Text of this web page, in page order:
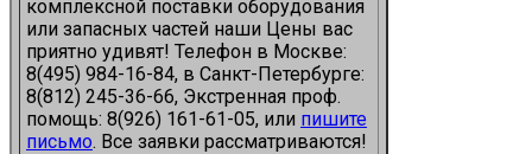
комплексной поставки оборудования
или запасных частей наши Цены вас
приятно удивят! Телефон в Москве:
8(495) 984-16-84, в Санкт-Петербурге:
8(812) 245-36-66, Экстренная проф.
помощь: 8(926) 161-61-05, или пишите
письмо. Все заявки рассматриваются!